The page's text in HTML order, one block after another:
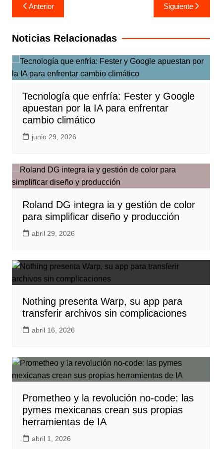
de
entradas
Anterior Siguiente
Noticias Relacionadas
Tecnología que enfría: Fester y Google
apuestan por la IA para enfrentar
cambio climático
junio 29, 2026
Roland DG integra ia y gestión de color
para simplificar diseño y producción
abril 29, 2026
Nothing presenta Warp, su app para
transferir archivos sin complicaciones
abril 16, 2026
Prometheo y la revolución no-code: las
pymes mexicanas crean sus propias
herramientas de IA
abril 1, 2026